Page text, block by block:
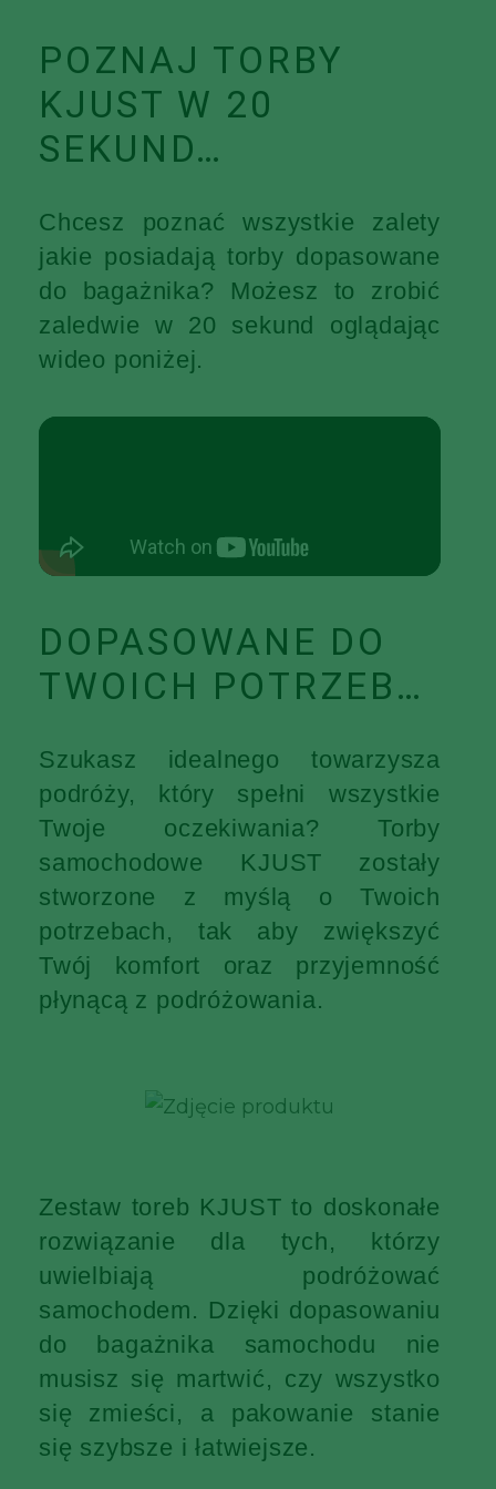
POZNAJ TORBY
KJUST W 20
SEKUND…
Chcesz poznać wszystkie zalety
jakie posiadają torby dopasowane
do bagażnika? Możesz to zrobić
zaledwie w 20 sekund oglądając
wideo poniżej.
DOPASOWANE DO
TWOICH POTRZEB…
Szukasz idealnego towarzysza
podróży, który spełni wszystkie
Twoje oczekiwania? Torby
samochodowe KJUST zostały
stworzone z myślą o Twoich
potrzebach, tak aby zwiększyć
Twój komfort oraz przyjemność
płynącą z podróżowania.
Zestaw toreb KJUST to doskonałe
rozwiązanie dla tych, którzy
uwielbiają podróżować
samochodem. Dzięki dopasowaniu
do bagażnika samochodu nie
musisz się martwić, czy wszystko
się zmieści, a pakowanie stanie
się szybsze i łatwiejsze.